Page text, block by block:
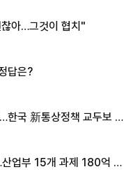
아…그것이 협치"
답은?
한국 新통상정책 교두보 활
업부 15개 과제 180억 지